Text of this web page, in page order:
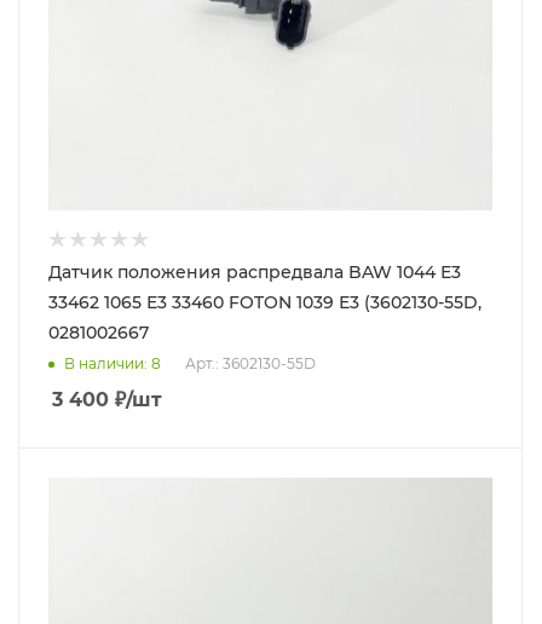
Датчик положения распредвала BAW 1044 Е3
33462 1065 Е3 33460 FOTON 1039 Е3 (3602130-55D,
0281002667
В наличии: 8 Арт.: 3602130-55D
3 400 ₽/шт